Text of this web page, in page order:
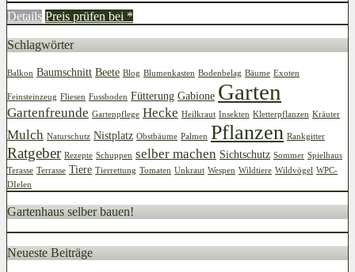
Details Preis prüfen bei *
Schlagwörter
Balkon Baumschnitt Beete Blog Blumenkasten Bodenbelag Bäume Exoten
Feinsteinzeug Fliesen Fussboden Fütterung Gabione Garten
Gartenfreunde Gartenpflege Hecke Heilkraut Insekten Kletterpflanzen Kräuter
Mulch Naturschutz Nistplatz Obstbäume Palmen Pflanzen Rankgitter
Ratgeber Rezepte Schuppen selber machen Sichtschutz Sommer Spielhaus
Terasse Terrasse Tiere Tierrettung Tomaten Unkraut Wespen Wildtiere Wildvögel WPC-
DIelen
Gartenhaus selber bauen!
Neueste Beiträge